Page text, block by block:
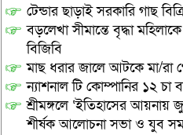
টেন্ডার ছাড়াই সরকারি গাছ
বড়লেখা সীমান্তে বৃদ্ধা
বিজিবি
মাছ ধরার জালে আটকে মা/
ন্যাশনাল টি কোম্পানির ১২ চা
শ্রীমঙ্গলে ‘ইতিহাসের আয়নায়
শীর্ষক আলোচনা সভা ও যুব